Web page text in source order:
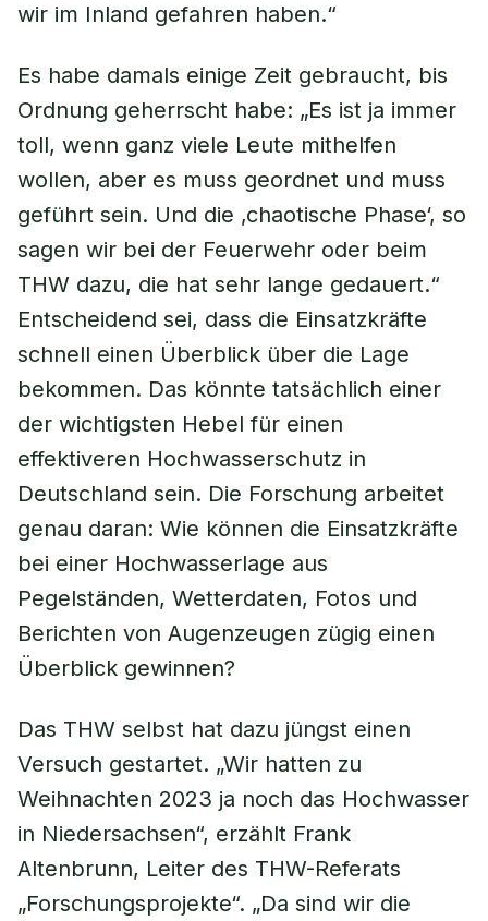
wir im Inland gefahren haben.“
Es habe damals einige Zeit gebraucht, bis
Ordnung geherrscht habe: „Es ist ja immer
toll, wenn ganz viele Leute mithelfen
wollen, aber es muss geordnet und muss
geführt sein. Und die ‚chaotische Phase‘, so
sagen wir bei der Feuerwehr oder beim
THW dazu, die hat sehr lange gedauert.“
Entscheidend sei, dass die Einsatzkräfte
schnell einen Überblick über die Lage
bekommen. Das könnte tatsächlich einer
der wichtigsten Hebel für einen
effektiveren Hochwasserschutz in
Deutschland sein. Die Forschung arbeitet
genau daran: Wie können die Einsatzkräfte
bei einer Hochwasserlage aus
Pegelständen, Wetterdaten, Fotos und
Berichten von Augenzeugen zügig einen
Überblick gewinnen?
Das THW selbst hat dazu jüngst einen
Versuch gestartet. „Wir hatten zu
Weihnachten 2023 ja noch das Hochwasser
in Niedersachsen“, erzählt Frank
Altenbrunn, Leiter des THW-Referats
„Forschungsprojekte“. „Da sind wir die